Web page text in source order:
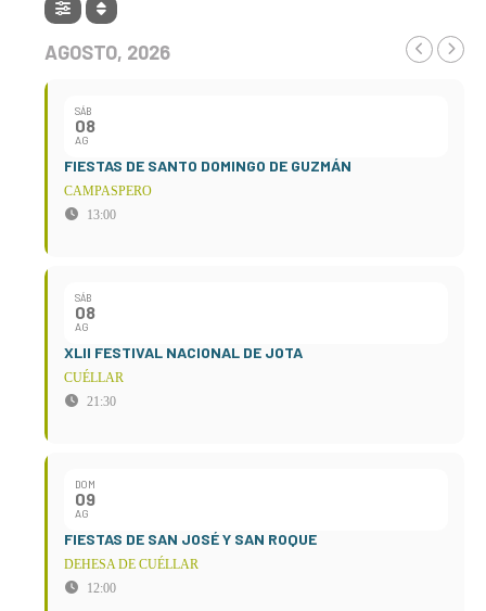
AGOSTO, 2026
SÁB
08
AG
FIESTAS DE SANTO DOMINGO DE GUZMÁN
CAMPASPERO
13:00
SÁB
08
AG
XLII FESTIVAL NACIONAL DE JOTA
CUÉLLAR
21:30
DOM
09
AG
FIESTAS DE SAN JOSÉ Y SAN ROQUE
DEHESA DE CUÉLLAR
12:00